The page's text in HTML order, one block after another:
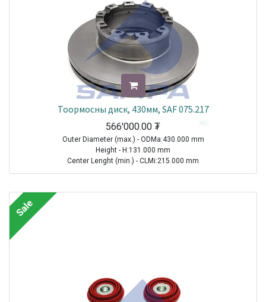
Тоормосны диск, 430мм, SAF 075.217
566'000.00 ₮
Outer Diameter (max.) - ODMa:430.000 mm
Height - H:131.000 mm
Center Lenght (min.) - CLMi:215.000 mm
Thread Size (Min.) - TSMi:M14X1.5
TRAILER|SAF|B9-22|1970-2021
Sale